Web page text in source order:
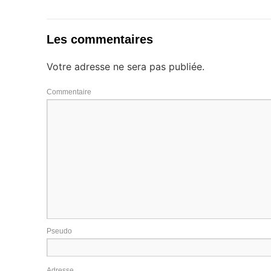
Les commentaires
Votre adresse ne sera pas publiée.
Commentaire
Pseudo